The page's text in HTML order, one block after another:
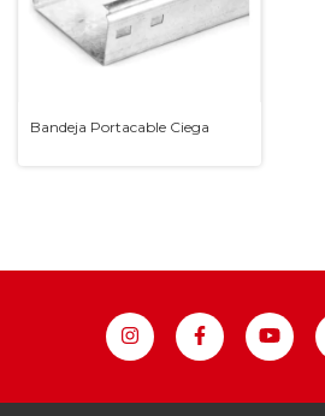
Bandeja Portacable Ciega